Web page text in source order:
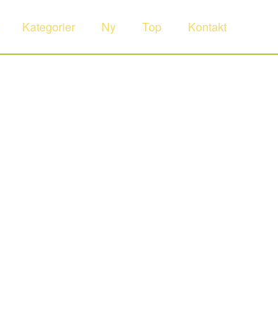
Kategorier Ny Top Kontakt